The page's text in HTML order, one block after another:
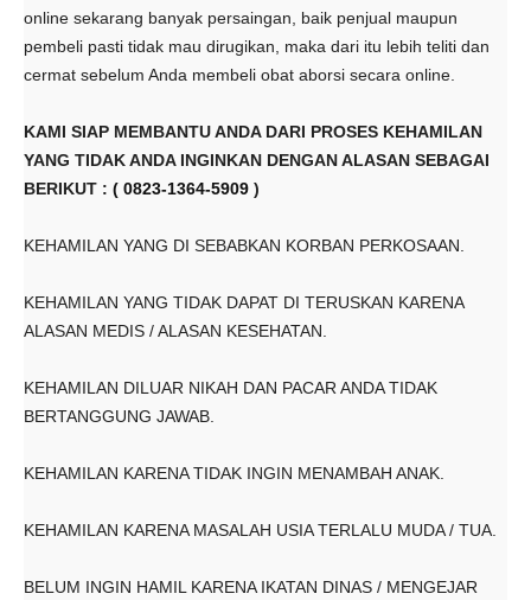
online sekarang banyak persaingan, baik penjual maupun
pembeli pasti tidak mau dirugikan, maka dari itu lebih teliti dan
cermat sebelum Anda membeli obat aborsi secara online.
KAMI SIAP MEMBANTU ANDA DARI PROSES KEHAMILAN
YANG TIDAK ANDA INGINKAN DENGAN ALASAN SEBAGAI
BERIKUT : ( 0823-1364-5909 )
KEHAMILAN YANG DI SEBABKAN KORBAN PERKOSAAN.
KEHAMILAN YANG TIDAK DAPAT DI TERUSKAN KARENA
ALASAN MEDIS / ALASAN KESEHATAN.
KEHAMILAN DILUAR NIKAH DAN PACAR ANDA TIDAK
BERTANGGUNG JAWAB.
KEHAMILAN KARENA TIDAK INGIN MENAMBAH ANAK.
KEHAMILAN KARENA MASALAH USIA TERLALU MUDA / TUA.
BELUM INGIN HAMIL KARENA IKATAN DINAS / MENGEJAR